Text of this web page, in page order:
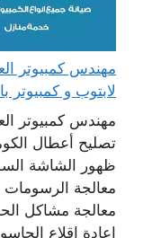
لابتوب و كمبيوتر
مهندس كمبيوتر
تصليح أعطال
ظهور الشاشة
معالجة الرسومات
معالجة مشاكل
إعادة اقلاع